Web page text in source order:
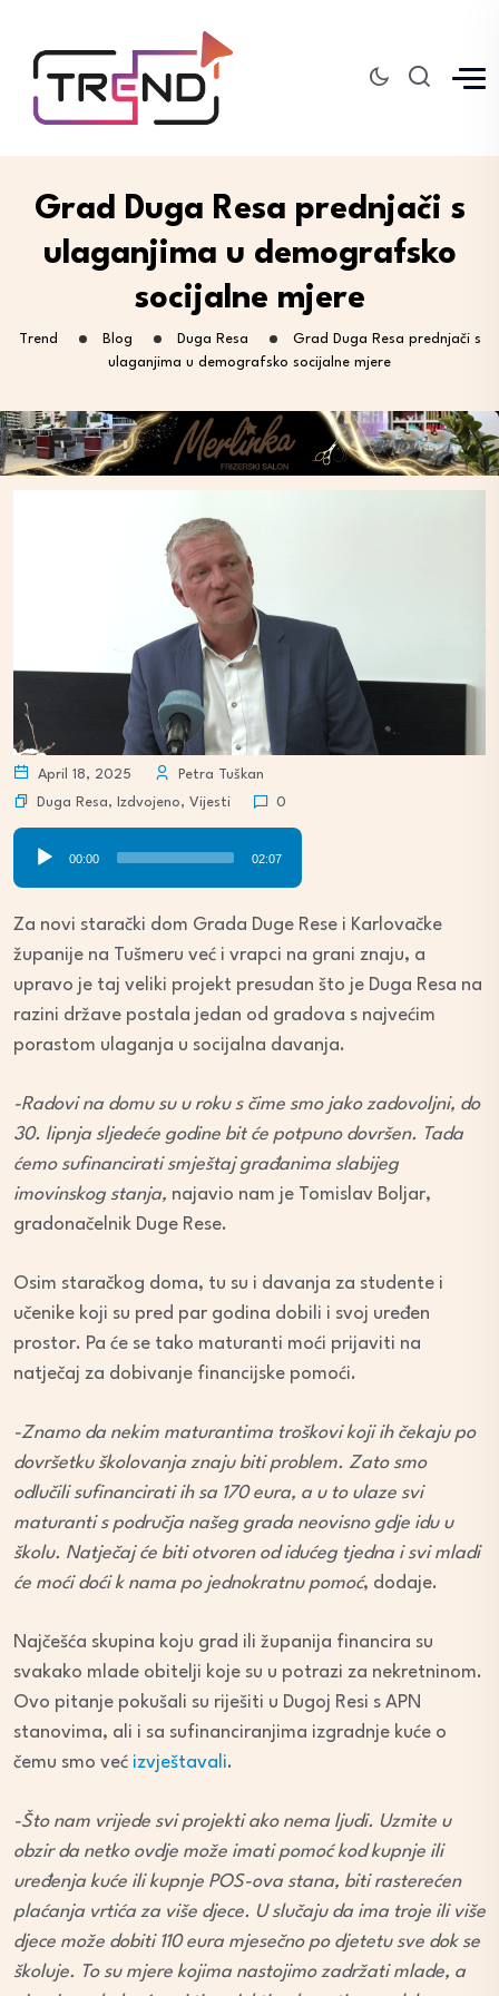
Grad Duga Resa prednjači s
ulaganjima u demografsko
socijalne mjere
Trend Blog Duga Resa
Grad Duga Resa prednjači s
ulaganjima u demografsko socijalne mjere
April 18, 2025
Petra Tuškan
Duga Resa, Izdvojeno, Vijesti 0
00:00 02:07
Za novi starački dom Grada Duge Rese i Karlovačke
županije na Tušmeru već i vrapci na grani znaju, a
upravo je taj veliki projekt presudan što je Duga Resa na
razini države postala jedan od gradova s najvećim
porastom ulaganja u socijalna davanja.
-Radovi na domu su u roku s čime smo jako zadovoljni, do
30. lipnja sljedeće godine bit će potpuno dovršen. Tada
ćemo sufinancirati smještaj građanima slabijeg
imovinskog stanja, najavio nam je Tomislav Boljar,
gradonačelnik Duge Rese.
Osim staračkog doma, tu su i davanja za studente i
učenike koji su pred par godina dobili i svoj uređen
prostor. Pa će se tako maturanti moći prijaviti na
natječaj za dobivanje financijske pomoći.
-Znamo da nekim maturantima troškovi koji ih čekaju po
dovršetku školovanja znaju biti problem. Zato smo
odlučili sufinancirati ih sa 170 eura, a u to ulaze svi
maturanti s područja našeg grada neovisno gdje idu u
školu. Natječaj će biti otvoren od idućeg tjedna i svi mladi
će moći doći k nama po jednokratnu pomoć, dodaje.
Najčešća skupina koju grad ili županija financira su
svakako mlade obitelji koje su u potrazi za nekretninom.
Ovo pitanje pokušali su riješiti u Dugoj Resi s APN
stanovima, ali i sa sufinanciranjima izgradnje kuće o
čemu smo već izvještavali.
-Što nam vrijede svi projekti ako nema ljudi. Uzmite u
obzir da netko ovdje može imati pomoć kod kupnje ili
uređenja kuće ili kupnje POS-ova stana, biti rasterećen
plaćanja vrtića za više djece. U slučaju da ima troje ili više
djece može dobiti 110 eura mjesečno po djetetu sve dok se
školuje. To su mjere kojima nastojimo zadržati mlade, a